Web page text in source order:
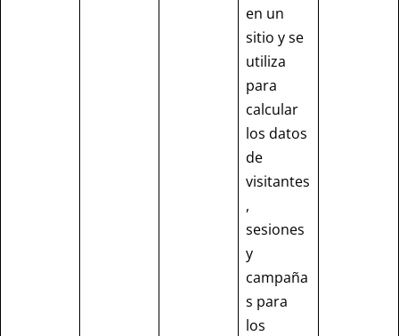
en un
sitio y se
utiliza
para
calcular
los datos
de
visitantes
,
sesiones
y
campaña
s para
los